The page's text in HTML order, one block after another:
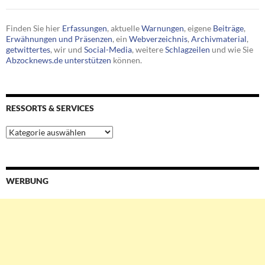
Finden Sie hier Erfassungen, aktuelleWarnungen, eigene Beiträge,
Erwähnungen und Präsenzen, ein Webverzeichnis, Archivmaterial,
getwittertes, wir und Social-Media, weitereSchlagzeilen und wie Sie
Abzocknews.de unterstützen können.
RESSORTS & SERVICES
Ressorts
&
WERBUNG